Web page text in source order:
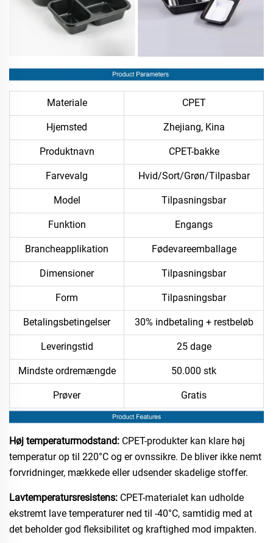
Materiale CPET
Hjemsted Zhejiang, Kina
Produktnavn CPET-bakke
Farvevalg Hvid/Sort/Grøn/Tilpasbar
Model Tilpasningsbar
Funktion Engangs
Brancheapplikation Fødevareemballage
Dimensioner Tilpasningsbar
Form Tilpasningsbar
Betalingsbetingelser 30% indbetaling + restbeløb
Leveringstid 25 dage
Mindste ordremængde 50.000 stk
Prøver Gratis
Høj temperaturmodstand: CPET-produkter kan klare høj
temperatur op til 220°C og er ovnssikre. De bliver ikke nemt
forvridninger, mækkede eller udsender skadelige stoffer.​
Lavtemperatursresistens: CPET-materialet kan udholde
ekstremt lave temperaturer ned til -40°C, samtidig med at
det beholder god fleksibilitet og kraftighed mod impakten.​